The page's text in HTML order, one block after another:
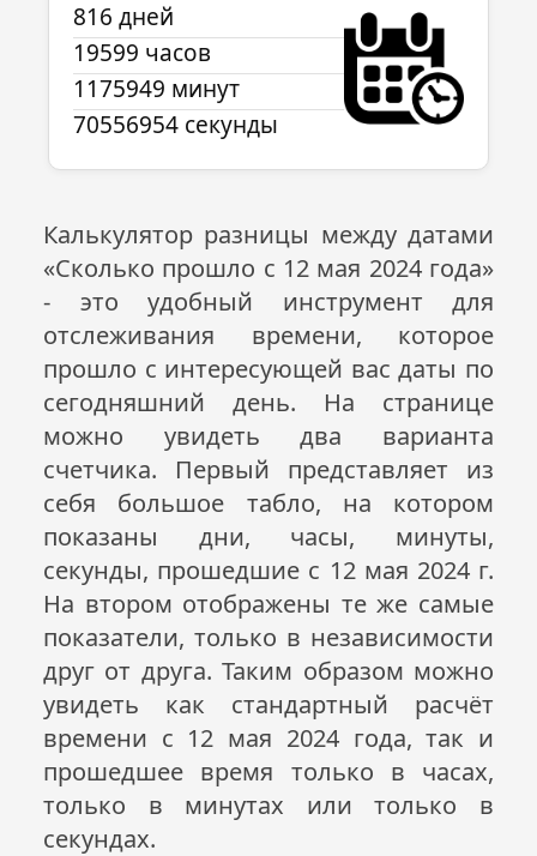
816 дней
19599 часов
1175949 минут
70556954 секунды
Калькулятор разницы между датами
«Сколько прошло с 12 мая 2024 года»
- это удобный инструмент для
отслеживания времени, которое
прошло с интересующей вас даты по
сегодняшний день. На странице
можно увидеть два варианта
счетчика. Первый представляет из
себя большое табло, на котором
показаны дни, часы, минуты,
секунды, прошедшие с 12 мая 2024 г.
На втором отображены те же самые
показатели, только в независимости
друг от друга. Таким образом можно
увидеть как стандартный расчёт
времени с 12 мая 2024 года, так и
прошедшее время только в часах,
только в минутах или только в
секундах.